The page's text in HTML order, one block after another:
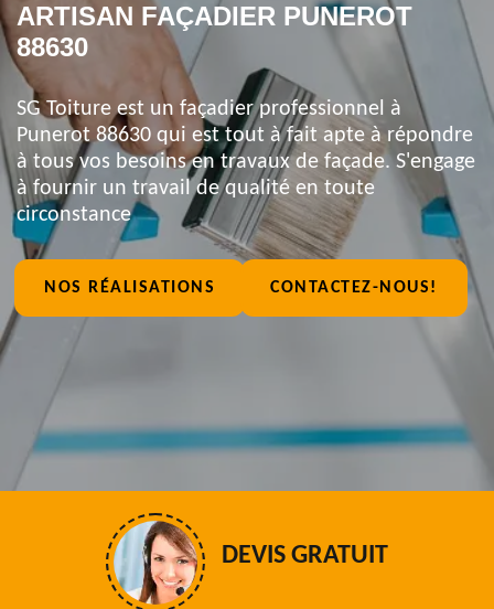
ARTISAN FAÇADIER PUNEROT
88630
SG Toiture est un façadier professionnel à
Punerot 88630 qui est tout à fait apte à répondre
à tous vos besoins en travaux de façade. S'engage
à fournir un travail de qualité en toute
circonstance
NOS RÉALISATIONS CONTACTEZ-NOUS!
DEVIS GRATUIT